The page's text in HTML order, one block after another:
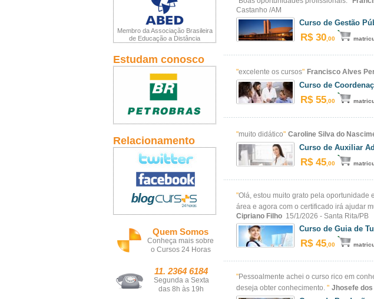
Membro da Associação Brasileira
de Educação a Distância
Estudam conosco
Relacionamento
Quem Somos
Conheça mais sobre
o Cursos 24 Horas
11. 2364 6184
Segunda a Sexta
das 8h às 19h
Castanho /AM
Curso de Gestão
R$ 30 ,00
"excelente os cursos" Francisco Alves
Curso de
R$ 55 ,00
"muito didático" Caroline Silva do
Curso de Auxiliar
R$ 45 ,00
"Olá, estou muito grato pela oportunidade
área e agora com o certificado irá ajudar
Cipriano Filho 15/1/2026 - Santa Rita/PB
Curso de Guia de
R$ 45 ,00
"Pessoalmente achei o curso rico em
deseja obter conhecimento. " Jhosefe